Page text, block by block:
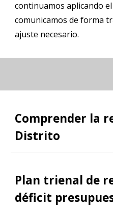
continuamos aplicando
comunicamos de forma
ajuste necesario.
Comprender la
Distrito
Plan trienal de
déficit